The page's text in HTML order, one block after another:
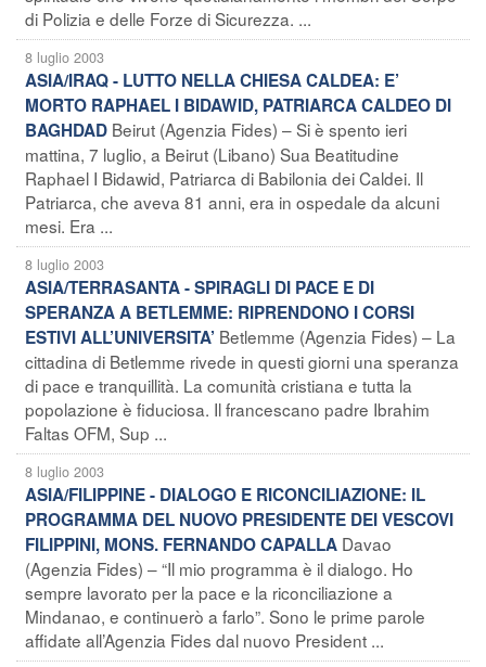
di Polizia e delle Forze di Sicurezza. ...
8 luglio 2003
ASIA/IRAQ - LUTTO NELLA CHIESA CALDEA: E’
MORTO RAPHAEL I BIDAWID, PATRIARCA CALDEO DI
BAGHDAD Beirut (Agenzia Fides) – Si è spento ieri
mattina, 7 luglio, a Beirut (Libano) Sua Beatitudine
Raphael I Bidawid, Patriarca di Babilonia dei Caldei. Il
Patriarca, che aveva 81 anni, era in ospedale da alcuni
mesi. Era ...
8 luglio 2003
ASIA/TERRASANTA - SPIRAGLI DI PACE E DI
SPERANZA A BETLEMME: RIPRENDONO I CORSI
ESTIVI ALL’UNIVERSITA’ Betlemme (Agenzia Fides) – La
cittadina di Betlemme rivede in questi giorni una speranza
di pace e tranquillità. La comunità cristiana e tutta la
popolazione è fiduciosa. Il francescano padre Ibrahim
Faltas OFM, Sup ...
8 luglio 2003
ASIA/FILIPPINE - DIALOGO E RICONCILIAZIONE: IL
PROGRAMMA DEL NUOVO PRESIDENTE DEI VESCOVI
FILIPPINI, MONS. FERNANDO CAPALLA Davao
(Agenzia Fides) – “Il mio programma è il dialogo. Ho
sempre lavorato per la pace e la riconciliazione a
Mindanao, e continuerò a farlo”. Sono le prime parole
affidate all’Agenzia Fides dal nuovo President ...